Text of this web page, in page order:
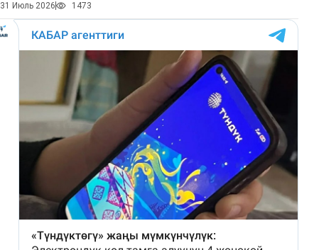
31 Июль 2026 1473